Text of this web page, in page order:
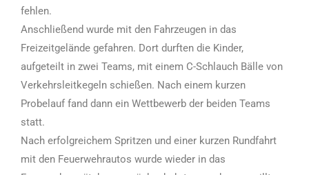
fehlen.
Anschließend wurde mit den Fahrzeugen in das
Freizeitgelände gefahren. Dort durften die Kinder,
aufgeteilt in zwei Teams, mit einem C-Schlauch Bälle von
Verkehrsleitkegeln schießen. Nach einem kurzen
Probelauf fand dann ein Wettbewerb der beiden Teams
statt.
Nach erfolgreichem Spritzen und einer kurzen Rundfahrt
mit den Feuerwehrautos wurde wieder in das